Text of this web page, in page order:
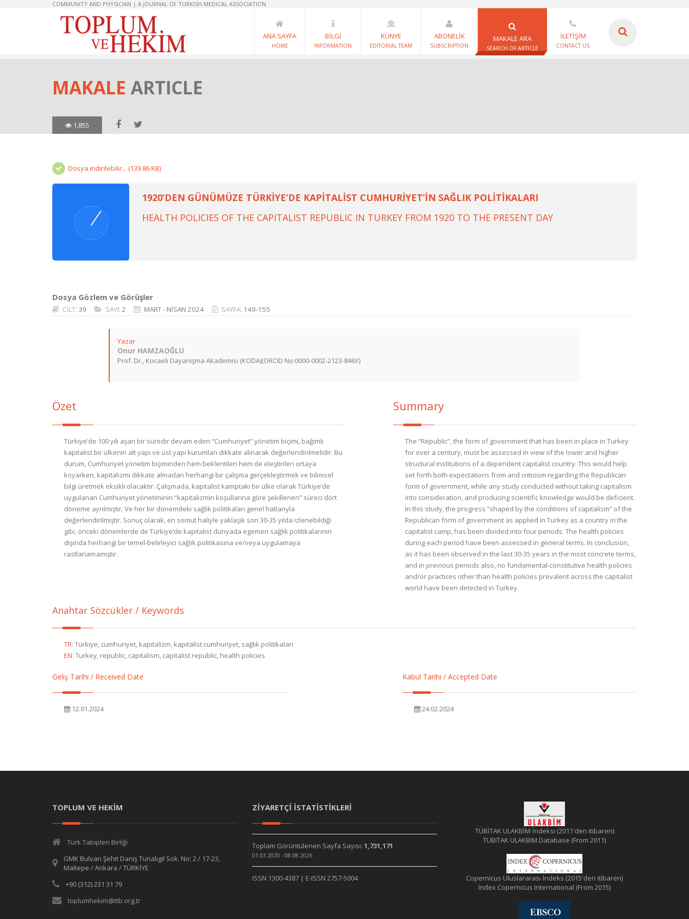
COMMUNITY AND PHYSICIAN | A JOURNAL OF TURKISH MEDICAL ASSOCIATION
ANA SAYFA
HOME
BİLGİ
INFORMATION
KÜNYE
EDITORIAL TEAM
ABONELİK
SUBSCRIPTION
MAKALE ARA
SEARCH OF ARTICLE
İLETİŞİM
CONTACT US
MAKALE ARTICLE
1,855
Dosya indirilebilir... (139.86 KB)
1920’DEN GÜNÜMÜZE TÜRKİYE’DE KAPİTALİST CUMHURİYET’İN SAĞLIK POLİTİKALARI
HEALTH POLICIES OF THE CAPITALIST REPUBLIC IN TURKEY FROM 1920 TO THE PRESENT DAY
Dosya Gözlem ve Görüşler
CİLT: 39 SAYI: 2 MART - NİSAN 2024 SAYFA: 149-155
Yazar
Onur HAMZAOĞLU
Prof. Dr., Kocaeli Dayanışma Akademisi (KODA)(ORCID No:0000-0002-2123-846X)
Özet
Türkiye’de 100 yılı aşan bir süredir devam eden “Cumhuriyet” yönetim biçimi, bağımlı
kapitalist bir ülkenin alt yapı ve üst yapı kurumları dikkate alınarak değerlendirilmelidir. Bu
durum, Cumhuriyet yönetim biçiminden hem beklentileri hem de eleştirileri ortaya
koyarken, kapitalizmi dikkate almadan herhangi bir çalışma gerçekleştirmek ve bilimsel
bilgi üretmek eksikli olacaktır. Çalışmada, kapitalist kamptaki bir ülke olarak Türkiye’de
uygulanan Cumhuriyet yönetiminin “kapitalizmin koşullarına göre şekillenen” süreci dört
döneme ayrılmıştır. Ve her bir dönemdeki sağlık politikaları genel hatlarıyla
değerlendirilmiştir. Sonuç olarak, en somut haliyle yaklaşık son 30-35 yılda izlenebildiği
gibi, önceki dönemlerde de Türkiye’de kapitalist dünyada egemen sağlık politikalarının
dışında herhangi bir temel-belirleyici sağlık politikasına ve/veya uygulamaya
rastlanamamıştır.
Summary
The “Republic”, the form of government that has been in place in Turkey
for over a century, must be assessed in view of the lower and higher
structural institutions of a dependent capitalist country. This would help
set forth both expectations from and criticism regarding the Republican
form of government, while any study conducted without taking capitalism
into consideration, and producing scientific knowledge would be deficient.
In this study, the progress “shaped by the conditions of capitalism” of the
Republican form of government as applied in Turkey as a country in the
capitalist camp, has been divided into four periods. The health policies
during each period have been assessed in general terms. In conclusion,
as it has been observed in the last 30-35 years in the most concrete terms,
and in previous periods also, no fundamental-constitutive health policies
and/or practices other than health policies prevalent across the capitalist
world have been detected in Turkey.
Anahtar Sözcükler / Keywords
TR: Türkiye, cumhuriyet, kapitalizm, kapitalist cumhuriyet, sağlık politikaları
EN: Turkey, republic, capitalism, capitalist republic, health policies
Geliş Tarihi / Received Date
12.01.2024
Kabul Tarihi / Accepted Date
24.02.2024
TOPLUM VE HEKİM
Türk Tabipleri Birliği
GMK Bulvarı Şehit Daniş Tunalıgil Sok. No: 2 / 17-23,
Maltepe / Ankara / TÜRKİYE
+90 (312) 231 31 79
toplumhekim@ttb.org.tr
ZİYARETÇİ İSTATİSTİKLERİ
Toplam Görüntülenen Sayfa Sayısı: 1,731,171
01.03.2020 - 08.08.2026
ISSN 1300-4387 | E-ISSN 2757-5004
TÜBİTAK ULAKBİM İndeksi (2011'den itibaren)
TUBITAK ULAKBIM Database (From 2011)
Copernicus Uluslararası İndeks (2015'den itibaren)
Index Copernicus International (From 2015)